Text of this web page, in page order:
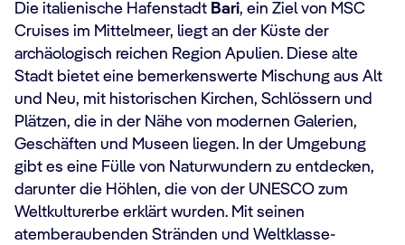
Die italienische Hafenstadt Bari, ein Ziel von MSC
Cruises im Mittelmeer, liegt an der Küste der
archäologisch reichen Region Apulien. Diese alte
Stadt bietet eine bemerkenswerte Mischung aus Alt
und Neu, mit historischen Kirchen, Schlössern und
Plätzen, die in der Nähe von modernen Galerien,
Geschäften und Museen liegen. In der Umgebung
gibt es eine Fülle von Naturwundern zu entdecken,
darunter die Höhlen, die von der UNESCO zum
Weltkulturerbe erklärt wurden. Mit seinen
atemberaubenden Stränden und Weltklasse-